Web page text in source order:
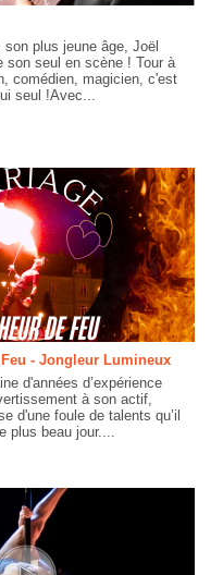
plus jeune âge, Joël
son seul en scène ! Tour à
comédien, magicien, c'est
seul !Avec...
- Jongleur Lumineux
d'années d’expérience
à son actif,
d'une foule de talents qu’il
plus beau jour....